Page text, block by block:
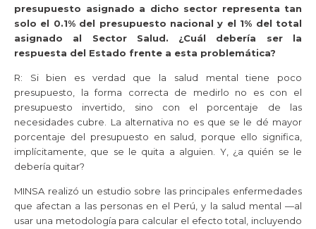
presupuesto asignado a dicho sector representa tan
solo el 0.1% del presupuesto nacional y el 1% del total
asignado al Sector Salud. ¿Cuál debería ser la
respuesta del Estado frente a esta problemática?
R: Si bien es verdad que la salud mental tiene poco
presupuesto, la forma correcta de medirlo no es con el
presupuesto invertido, sino con el porcentaje de las
necesidades cubre. La alternativa no es que se le dé mayor
porcentaje del presupuesto en salud, porque ello significa,
implícitamente, que se le quita a alguien. Y, ¿a quién se le
debería quitar?
MINSA realizó un estudio sobre las principales enfermedades
que afectan a las personas en el Perú, y la salud mental —al
usar una metodología para calcular el efecto total, incluyendo